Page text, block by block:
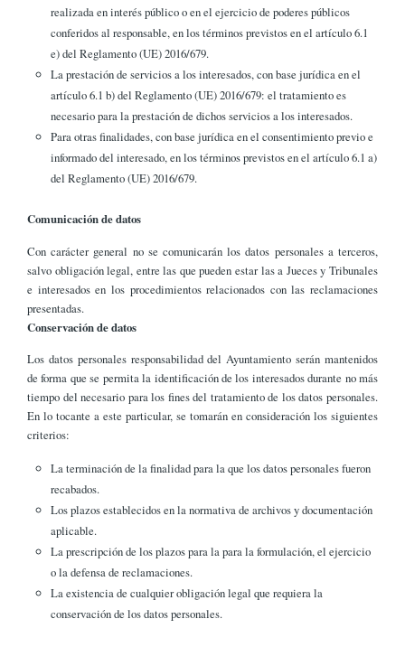
realizada en interés público o en el ejercicio de poderes públicos
conferidos al responsable, en los términos previstos en el artículo 6.1
e) del Reglamento (UE) 2016/679.
La prestación de servicios a los interesados, con base jurídica en el
artículo 6.1 b) del Reglamento (UE) 2016/679: el tratamiento es
necesario para la prestación de dichos servicios a los interesados.
Para otras finalidades, con base jurídica en el consentimiento previo e
informado del interesado, en los términos previstos en el artículo 6.1 a)
del Reglamento (UE) 2016/679.
Comunicación de datos
Con carácter general no se comunicarán los datos personales a terceros,
salvo obligación legal, entre las que pueden estar las a Jueces y Tribunales
e interesados en los procedimientos relacionados con las reclamaciones
presentadas.
Conservación de datos
Los datos personales responsabilidad del Ayuntamiento serán mantenidos
de forma que se permita la identificación de los interesados durante no más
tiempo del necesario para los fines del tratamiento de los datos personales.
En lo tocante a este particular, se tomarán en consideración los siguientes
criterios:
La terminación de la finalidad para la que los datos personales fueron
recabados.
Los plazos establecidos en la normativa de archivos y documentación
aplicable.
La prescripción de los plazos para la para la formulación, el ejercicio
o la defensa de reclamaciones.
La existencia de cualquier obligación legal que requiera la
conservación de los datos personales.